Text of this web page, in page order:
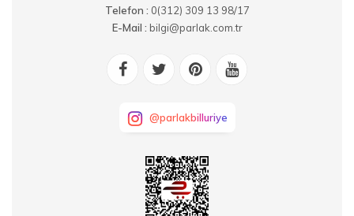
Telefon : 0(312) 309 13 98/17
E-Mail : bilgi@parlak.com.tr
@parlakbilluriye